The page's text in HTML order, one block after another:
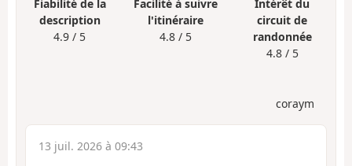
Fiabilité de la
description
4.9 / 5
Facilité à suivre
l'itinéraire
4.8 / 5
Intérêt du
circuit de
randonnée
4.8 / 5
coraym
13 juil. 2026 à 09:43